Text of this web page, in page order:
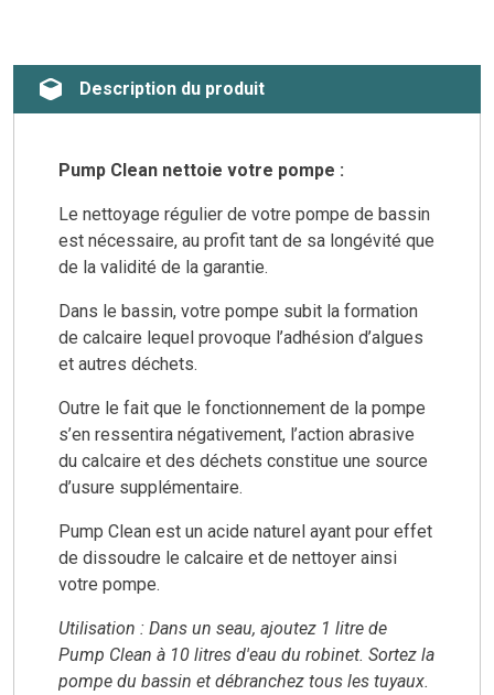
Description du produit
Pump Clean nettoie votre pompe :
Le nettoyage régulier de votre pompe de bassin
est nécessaire, au profit tant de sa longévité que
de la validité de la garantie.
Dans le bassin, votre pompe subit la formation
de calcaire lequel provoque l’adhésion d’algues
et autres déchets.
Outre le fait que le fonctionnement de la pompe
s’en ressentira négativement, l’action abrasive
du calcaire et des déchets constitue une source
d’usure supplémentaire.
Pump Clean est un acide naturel ayant pour effet
de dissoudre le calcaire et de nettoyer ainsi
votre pompe.
Utilisation : Dans un seau, ajoutez 1 litre de
Pump Clean à 10 litres d'eau du robinet. Sortez la
pompe du bassin et débranchez tous les tuyaux.